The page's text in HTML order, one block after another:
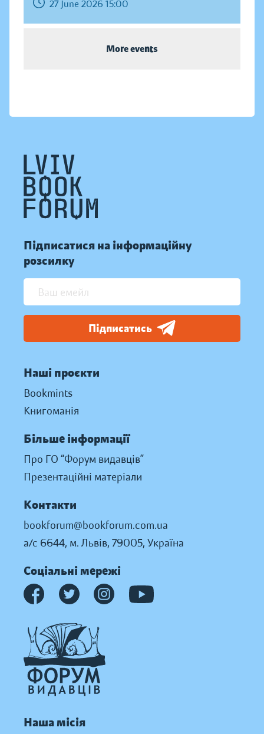
27 June 2026 15:00
More events
Підписатися на інформаційну
розсилку
Підписатись
Наші проєкти
Bookmints
Книгоманія
Більше інформації
Про ГО “Форум видавців”
Презентаційні матеріали
Контакти
bookforum@bookforum.com.ua
а/с 6644, м. Львів, 79005, Україна
Соціальні мережі
Наша місія